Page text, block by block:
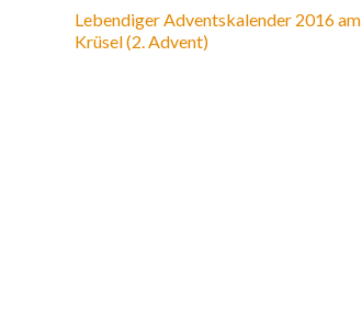
Lebendiger Adventskalender 2016 am
Krüsel (2. Advent)